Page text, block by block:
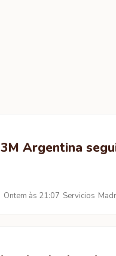
3M Argentina
Ontem às 21:07 Servicios